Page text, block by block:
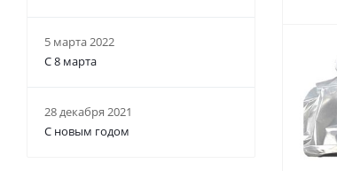
5 марта 2022
С 8 марта
28 декабря 2021
С новым годом